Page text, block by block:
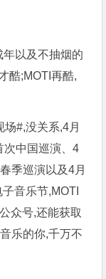
以及不抽烟的
酷;MOTI再酷,
#,没关系,4月
次中国巡演、4
季巡演以及4月
音乐节,MOTI
众号,还能获取
乐的你,千万不